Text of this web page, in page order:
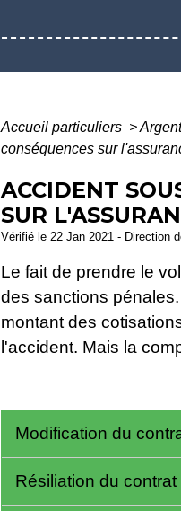
Accueil particuliers >
conséquences sur
ACCIDENT
SUR
Vérifié le 22 Jan 2021 - Direction
Le fait de prendre le
des sanctions
montant des
l'accident. Mais la
Modification du
Résiliation du contrat